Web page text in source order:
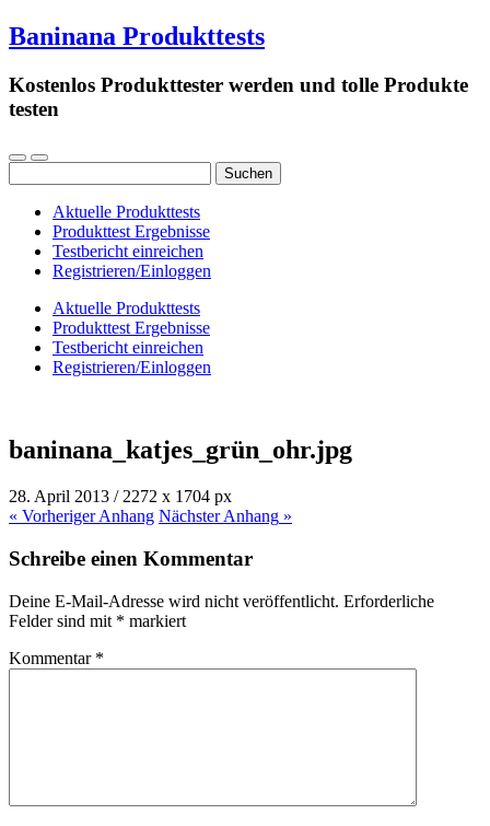
Baninana Produkttests
Kostenlos Produkttester werden und tolle Produkte
testen
nach:
Aktuelle Produkttests
Produkttest Ergebnisse
Testbericht einreichen
Registrieren/Einloggen
Aktuelle Produkttests
Produkttest Ergebnisse
Testbericht einreichen
Registrieren/Einloggen
baninana_katjes_grün_ohr.jpg
28. April 2013 / 2272 x 1704 px
« VorherigerAnhang NächsterAnhang »
Schreibe einen Kommentar
Deine E-Mail-Adresse wird nicht veröffentlicht. Erforderliche
Felder sind mit * markiert
Kommentar *